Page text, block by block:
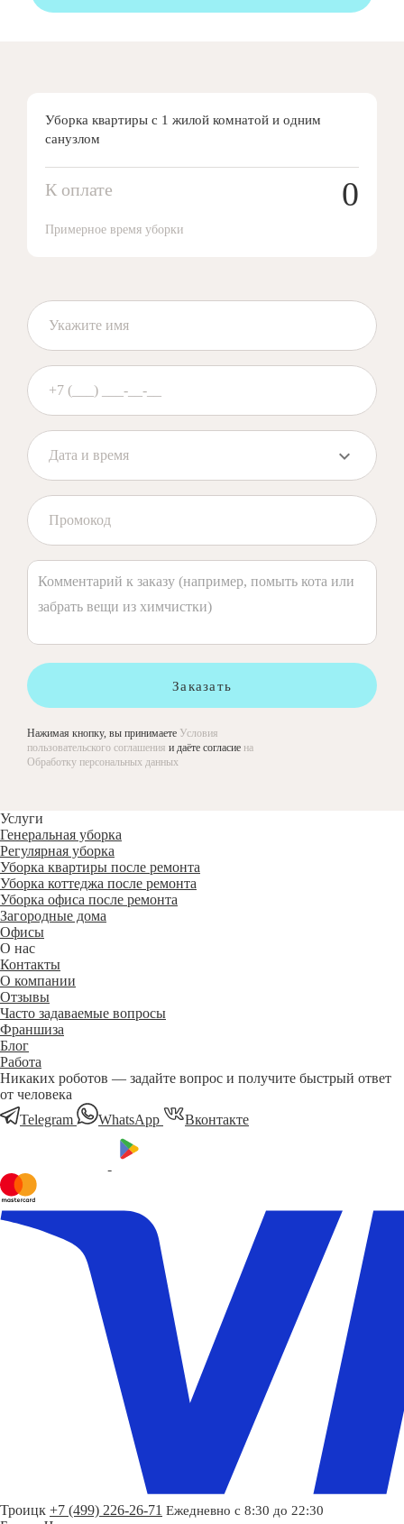
Уборка квартиры с 1 жилой комнатой и одним
санузлом
К оплате 0
Примерное время уборки
Заказать
Нажимая кнопку, вы принимаете Условия
пользовательского соглашения и даёте согласие на
Обработку персональных данных
Услуги
Генеральная уборка
Регулярная уборка
Уборка квартиры после ремонта
Уборка коттеджа после ремонта
Уборка офиса после ремонта
Загородные дома
Офисы
О нас
Контакты
О компании
Отзывы
Часто задаваемые вопросы
Франшиза
Блог
Работа
Никаких роботов — задайте вопрос и получите быстрый ответ
от человека
Telegram
WhatsApp Вконтакте
Троицк +7 (499) 226-26-71 Ежедневно с 8:30 до 22:30